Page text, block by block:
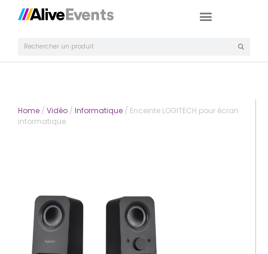
Home / Vidéo / Informatique / Enceinte LOGITECH pour écran
informatique